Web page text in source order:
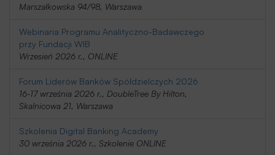
Marszałkowska 94/98, Warszawa
Webinaria Programu Analityczno-Badawczego
przy Fundacji WIB
Wrzesień 2026 r., ONLINE
Forum Liderów Banków Spółdzielczych 2026
16-17 września 2026 r., DoubleTree By Hilton,
Skalnicowa 21, Warszawa
Szkolenia Digital Banking Academy
30 września 2026 r., Szkolenie ONLINE